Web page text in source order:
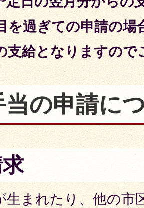
を過ぎての申請の場
支給となりますので
当の申請に
生まれたり、他の市